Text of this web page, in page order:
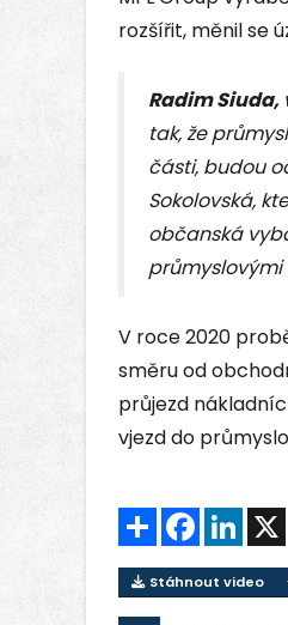
rozšířit, měnil se
Radim
tak, že
části, budou
Sokolovská,
občanská
průmyslovými
V roce 2020
směru od
průjezd
vjezd do
Sdílet Facebook
Stáhnout video